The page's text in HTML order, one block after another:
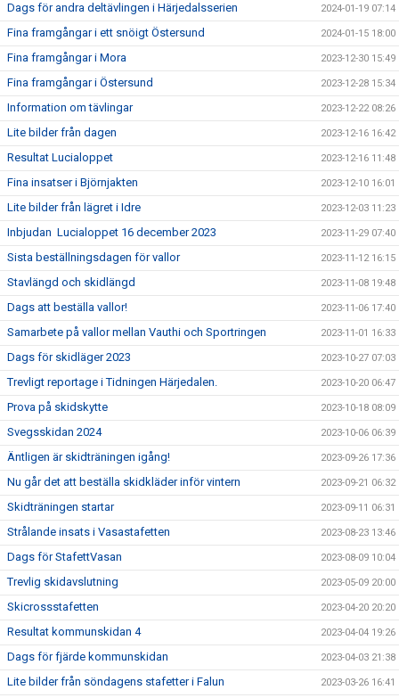
Dags för andra deltävlingen i Härjedalsserien 2024-01-19 07:14
Fina framgångar i ett snöigt Östersund 2024-01-15 18:00
Fina framgångar i Mora 2023-12-30 15:49
Fina framgångar i Östersund 2023-12-28 15:34
Information om tävlingar 2023-12-22 08:26
Lite bilder från dagen 2023-12-16 16:42
Resultat Lucialoppet 2023-12-16 11:48
Fina insatser i Björnjakten 2023-12-10 16:01
Lite bilder från lägret i Idre 2023-12-03 11:23
Inbjudan Lucialoppet 16 december 2023 2023-11-29 07:40
Sista beställningsdagen för vallor 2023-11-12 16:15
Stavlängd och skidlängd 2023-11-08 19:48
Dags att beställa vallor! 2023-11-06 17:40
Samarbete på vallor mellan Vauthi och Sportringen 2023-11-01 16:33
Dags för skidläger 2023 2023-10-27 07:03
Trevligt reportage i Tidningen Härjedalen. 2023-10-20 06:47
Prova på skidskytte 2023-10-18 08:09
Svegsskidan 2024 2023-10-06 06:39
Äntligen är skidträningen igång! 2023-09-26 17:36
Nu går det att beställa skidkläder inför vintern 2023-09-21 06:32
Skidträningen startar 2023-09-11 06:31
Strålande insats i Vasastafetten 2023-08-23 13:46
Dags för StafettVasan 2023-08-09 10:04
Trevlig skidavslutning 2023-05-09 20:00
Skicrossstafetten 2023-04-20 20:20
Resultat kommunskidan 4 2023-04-04 19:26
Dags för fjärde kommunskidan 2023-04-03 21:38
Lite bilder från söndagens stafetter i Falun 2023-03-26 16:41